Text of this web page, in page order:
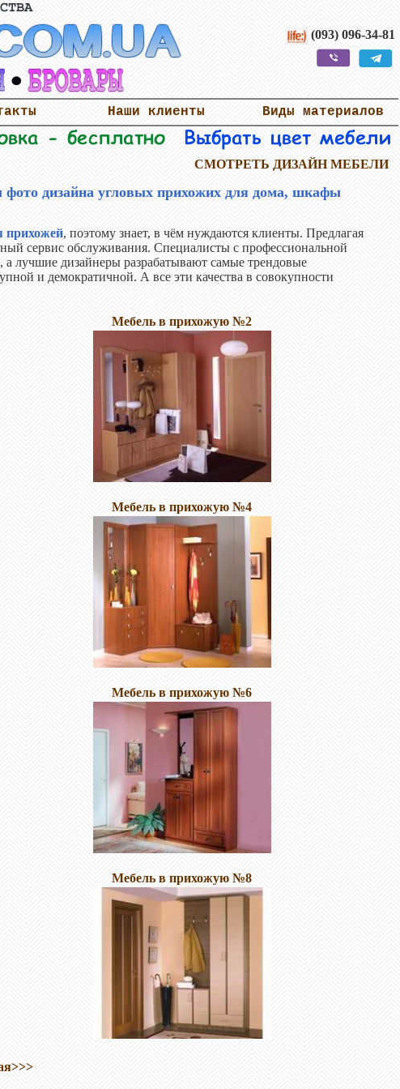
(093) 096-34-81
Наши клиенты Виды материалов
СМОТРЕТЬ ДИЗАЙН МЕБЕЛИ
дизайна угловых прихожих для дома, шкафы
прихожей, поэтому знает, в чём нуждаются клиенты. Предлагая
сервис обслуживания. Специалисты с профессиональной
а лучшие дизайнеры разрабатывают самые трендовые
и демократичной. А все эти качества в совокупности
Мебель в прихожую №2
Мебель в прихожую №4
Мебель в прихожую №6
Мебель в прихожую №8